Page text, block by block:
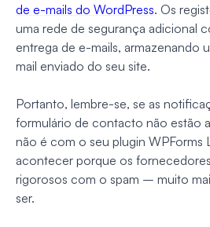
de e-mails do WordPress. Os
uma rede de segurança adicional
entrega de e-mails, armazenando
mail enviado do seu site.
Portanto, lembre-se, se as
formulário de contacto não estão
não é com o seu plugin WPForms
acontecer porque os
rigorosos com o spam – muito
ser.